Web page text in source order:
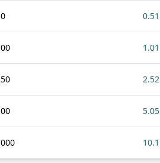
0.51
1.01
2.52
5.05
10.1